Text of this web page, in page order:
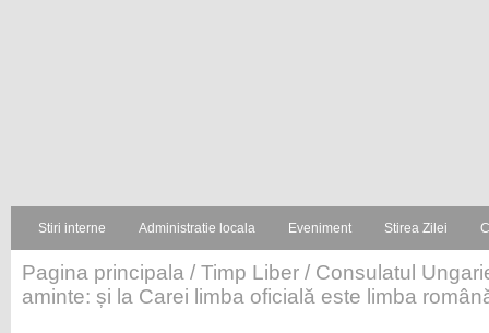
Stiri interne Administratie locala Eveniment Stirea Zilei
Pagina principala / Timp Liber / Consulatul
aminte: și la Carei limba oficială este limba